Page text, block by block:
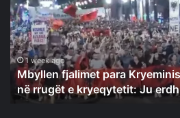
Nis
marshimi
në
rrugët
kryeqytetit:
1 week ago
Mbyllen fjalimet para
në rrugët e kryeqytetit: Ju